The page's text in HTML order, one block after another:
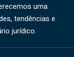
uma
tendências e
jurídico.